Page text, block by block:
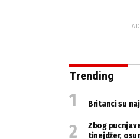
Trending
Britanci su
Zbog
tinejdžer,